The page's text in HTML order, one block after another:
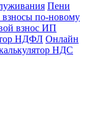
Пени
по-новому
взнос ИП
НДФЛ Онлайн
НДС